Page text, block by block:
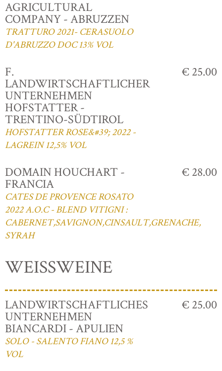
AGRICULTURAL
COMPANY - ABRUZZEN
TRATTURO 2021- CERASUOLO
D'ABRUZZO DOC 13% VOL
F.
LANDWIRTSCHAFTLICHER
UNTERNEHMEN
HOFSTATTER -
TRENTINO-SÜDTIROL
HOFSTATTER ROSE&#39; 2022 -
LAGREIN 12,5% VOL
€ 25.00
DOMAIN HOUCHART -
FRANCIA
CATES DE PROVENCE ROSATO
2022 A.O.C - BLEND VITIGNI :
CABERNET,SAVIGNON,CINSAULT,GRENACHE,
SYRAH
€ 28.00
WEISSWEINE
LANDWIRTSCHAFTLICHES
UNTERNEHMEN
BIANCARDI - APULIEN
SOLO - SALENTO FIANO 12,5 %
VOL
€ 25.00